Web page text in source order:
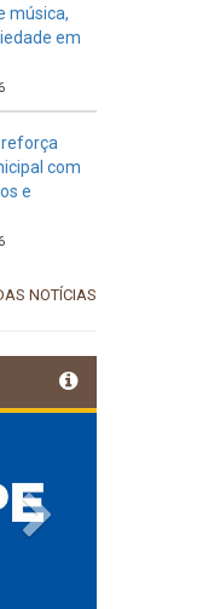
música,
em
reforça
com
e
NOTÍCIAS